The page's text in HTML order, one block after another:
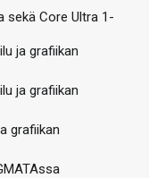
sekä Core Ultra 1-
ja grafiikan
ja grafiikan
grafiikan